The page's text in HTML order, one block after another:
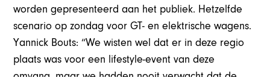
worden gepresenteerd aan het publiek. Hetzelfde
scenario op zondag voor GT- en elektrische wagens.
Yannick Bouts: “We wisten wel dat er in deze regio
plaats was voor een lifestyle-event van deze